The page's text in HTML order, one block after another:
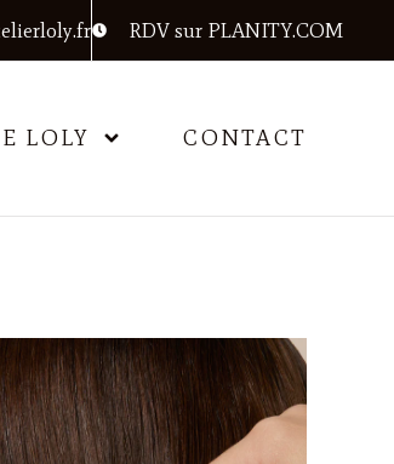
RDV sur PLANITY.COM
LOLY CONTACT